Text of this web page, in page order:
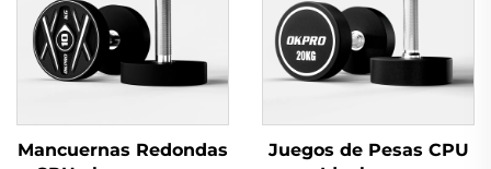
Mancuernas Redondas
Juegos de Pesas CPU